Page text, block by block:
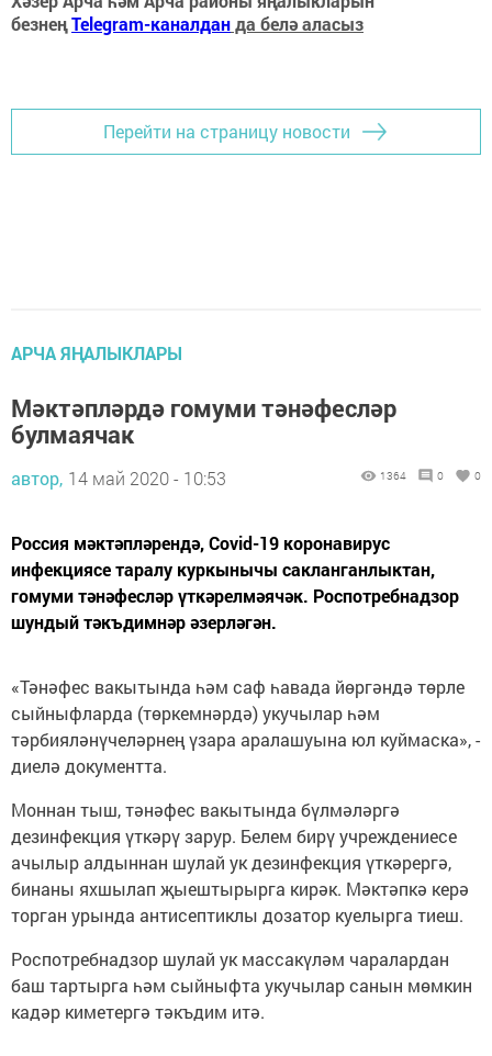
безнеңTelegram-каналданда белә аласыз
Перейти на страницу новости
АРЧА ЯҢАЛЫКЛАРЫ
Мәктәпләрдә гомуми тәнәфесләр
булмаячак
автор, 14 май 2020 - 10:53 1364 0 0
Россия мәктәпләрендә, Covid-19 коронавирус
инфекциясе таралу куркынычы сакланганлыктан,
гомуми тәнәфесләр үткәрелмәячәк. Роспотребнадзор
шундый тәкъдимнәр әзерләгән.
«Тәнәфес вакытында һәм саф һавада йөргәндә төрле
сыйныфларда (төркемнәрдә) укучылар һәм
тәрбияләнүчеләрнең үзара аралашуына юл куймаска», -
диелә документта.
Моннан тыш, тәнәфес вакытында бүлмәләргә
дезинфекция үткәрү зарур. Белем бирү учреждениесе
ачылыр алдыннан шулай ук дезинфекция үткәрергә,
бинаны яхшылап җыештырырга кирәк. Мәктәпкә керә
торган урында антисептиклы дозатор куелырга тиеш.
Роспотребнадзор шулай ук массакүләм чаралардан
баш тартырга һәм сыйныфта укучылар санын мөмкин
кадәр киметергә тәкъдим итә.